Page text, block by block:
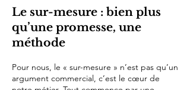
Le sur-mesure : bien plus
qu’une promesse, une
méthode
Pour nous, le « sur-mesure » n’est pas qu’un
argument commercial, c’est le cœur de